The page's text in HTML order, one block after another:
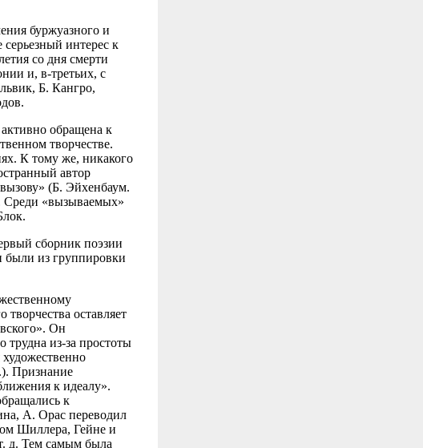
буржуазного и
интерес к
со дня смерти
и, в-третьих, с
Б. Кангро,
обращена к
творчестве.
К тому же, никакого
автор
(Б. Эйхенбаум.
Среди «вызываемых»
сборник поэзии
были из группировки
оставляет
Он
трудна из-за простоты
Признание
к идеалу».
к
А. Орас переводил
Шиллера, Гейне и
д. Тем самым была